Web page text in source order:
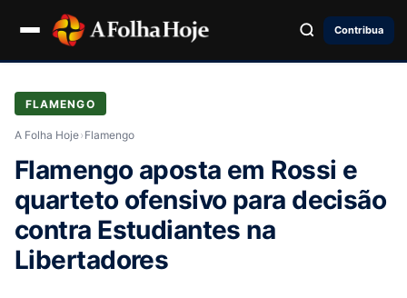
Contribua
FLAMENGO
A Folha Hoje› Flamengo
Flamengo aposta em Rossi e
quarteto ofensivo para decisão
contra Estudiantes na
Libertadores